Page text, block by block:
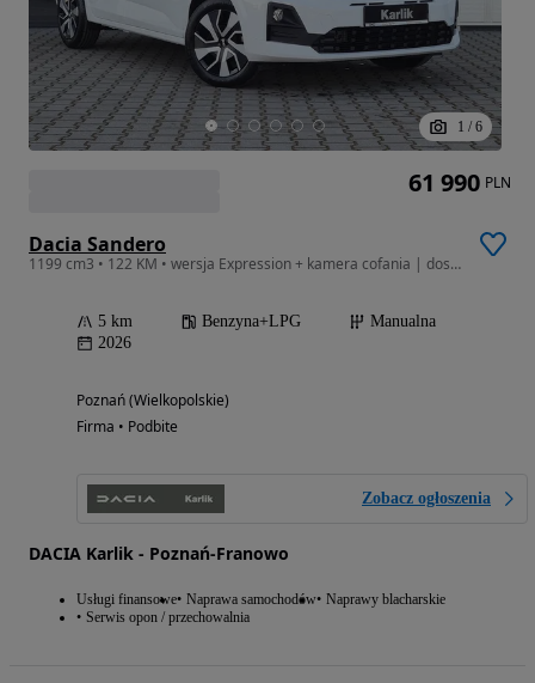
1 / 6
Dacia Sandero
1199 cm3 • 122 KM • wersja Expression + kamera cofania | dostępne różne lakiery
5 km Benzyna+LPG
Manualna
2026
Poznań (Wielkopolskie)
Firma • Podbite
Zobacz ogłoszenia
DACIA Karlik - Poznań-Franowo
Usługi finansowe Naprawa samochodów Naprawy blacharskie
Serwis opon / przechowalnia
61 990 PLN